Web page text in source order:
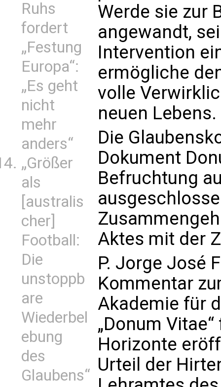
Ruhs
fordert
„Festung
Europa“:
„Es geht
nicht
mehr
anders“
„Größer
als
[australis
cher]
Football:
Die
unstoppb
are
Wiederbel
ebung
des
Glaubens“
Werde sie zur
angewandt,
Intervention
ermögliche
volle
neuen Lebens.
Die
Dokument
Befruchtung
Aktes mit der
P. Jorge José
Kommentar
Akademie für
„Donum
Horizonte
Urteil der